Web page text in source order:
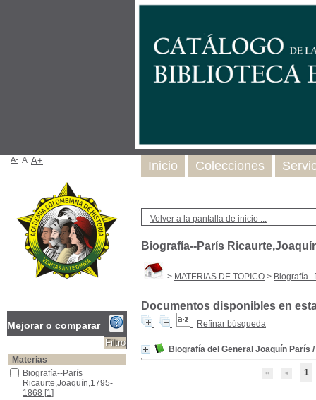
Volver a la pantalla de inicio ...
Biografía--París
> MATERIAS DE TOPICO >
Documentos disponibles en
Refinar búsqueda
Biografía del General Joaquín París /
1
Inicio Colecciones
A- A A+
Mejorar o comparar
Materias
Biografía--París Ricaurte,Joaquín,1795-1868
Biografía--París
Ricaurte,Joaquín,1795-
1868 [1]